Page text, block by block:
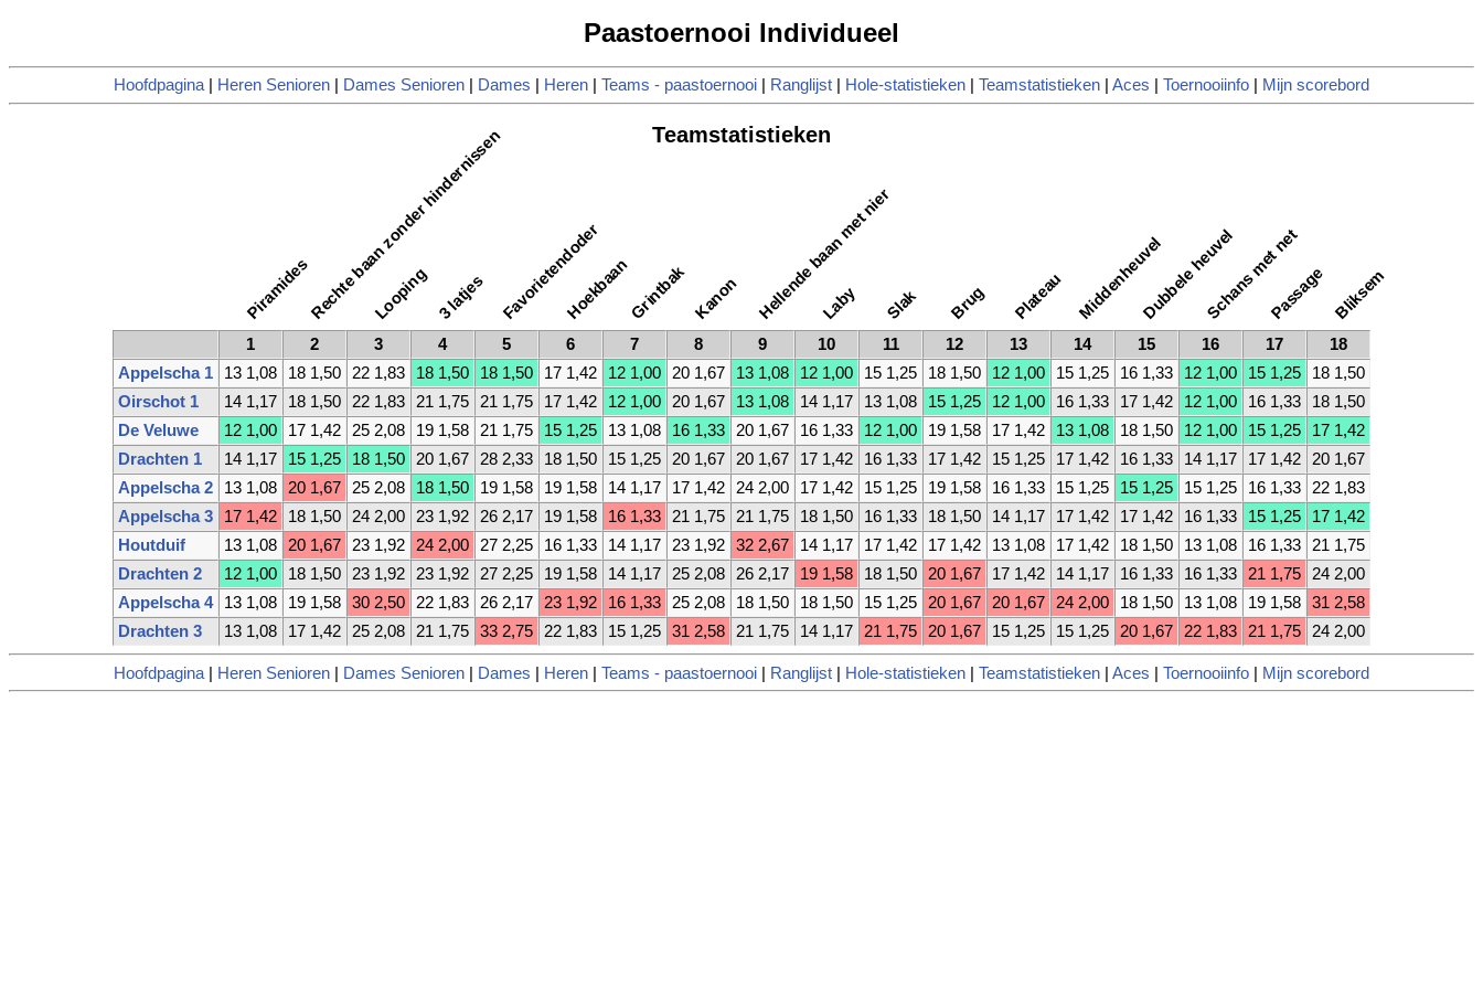
Paastoernooi Individueel
Hoofdpagina| Heren Senioren Dames Senioren Dames Heren Teams - paastoernooi Ranglijst Hole-statistieken Teamstatistieken Aces Toernooiinfo Mijn scorebord
Teamstatistieken
PiramidesRechte baan zonder hindernissen
Looping 3 latjes FavorietendoderHoekbaanGrintbakKanon Hellende baan met nier
Laby Slak Brug Plateau MiddenheuvelDubbele heuvelSchans met net
Passage Bliksem
1 2 3 4 5 6 7 8 9 10 11 12 13 14 15 16 17
18
Appelscha 1
13 1,08 18 1,50 22 1,83 18 1,50 18 1,50 17 1,42 12 1,00 20 1,67 13 1,08 12 1,00 15 1,25 18 1,50 12 1,00 15 1,25 16 1,33 12 1,00 15 1,25
18 1,50
Oirschot 1
14 1,17 18 1,50 22 1,83 21 1,75 21 1,75 17 1,42 12 1,00 20 1,67 13 1,08 14 1,17 13 1,08 15 1,25 12 1,00 16 1,33 17 1,42 12 1,00 16 1,33
18 1,50
De Veluwe
12 1,00 17 1,42 25 2,08 19 1,58 21 1,75 15 1,25 13 1,08 16 1,33 20 1,67 16 1,33 12 1,00 19 1,58 17 1,42 13 1,08 18 1,50 12 1,00 15 1,25
17 1,42
Drachten 1
14 1,17 15 1,25 18 1,50 20 1,67 28 2,33 18 1,50 15 1,25 20 1,67 20 1,67 17 1,42 16 1,33 17 1,42 15 1,25 17 1,42 16 1,33 14 1,17 17 1,42
20 1,67
Appelscha 2
13 1,08 20 1,67 25 2,08 18 1,50 19 1,58 19 1,58 14 1,17 17 1,42 24 2,00 17 1,42 15 1,25 19 1,58 16 1,33 15 1,25 15 1,25 15 1,25 16 1,33
22 1,83
Appelscha 3
17 1,42 18 1,50 24 2,00 23 1,92 26 2,17 19 1,58 16 1,33 21 1,75 21 1,75 18 1,50 16 1,33 18 1,50 14 1,17 17 1,42 17 1,42 16 1,33 15 1,25
17 1,42
Houtduif
13 1,08 20 1,67 23 1,92 24 2,00 27 2,25 16 1,33 14 1,17 23 1,92 32 2,67 14 1,17 17 1,42 17 1,42 13 1,08 17 1,42 18 1,50 13 1,08 16 1,33
21 1,75
Drachten 2
12 1,00 18 1,50 23 1,92 23 1,92 27 2,25 19 1,58 14 1,17 25 2,08 26 2,17 19 1,58 18 1,50 20 1,67 17 1,42 14 1,17 16 1,33 16 1,33 21 1,75
24 2,00
Appelscha 4
13 1,08 19 1,58 30 2,50 22 1,83 26 2,17 23 1,92 16 1,33 25 2,08 18 1,50 18 1,50 15 1,25 20 1,67 20 1,67 24 2,00 18 1,50 13 1,08 19 1,58
31 2,58
Drachten 3
13 1,08 17 1,42 25 2,08 21 1,75 33 2,75 22 1,83 15 1,25 31 2,58 21 1,75 14 1,17 21 1,75 20 1,67 15 1,25 15 1,25 20 1,67 22 1,83 21 1,75 24 2,00
Hoofdpagina Heren Senioren Dames Senioren Dames Heren Teams - paastoernooi Ranglijst Hole-statistieken Teamstatistieken Aces Toernooiinfo Mijn scorebord